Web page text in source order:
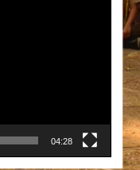
04:28